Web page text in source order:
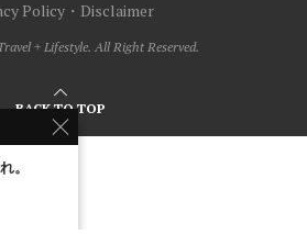
Policy・Disclaimer
+ Lifestyle. All Right Reserved.
BACK TO TOP
。